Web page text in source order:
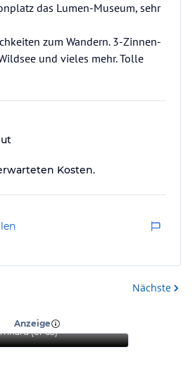
das Lumen-Museum, sehr
zum Wandern. 3-Zinnen-
und vieles mehr. Tolle
Kosten.
Nächste
Anzeige
”
(61-65)